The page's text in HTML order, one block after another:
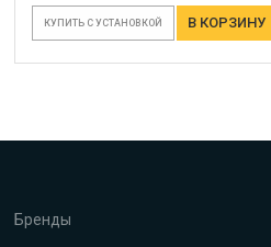
КУПИТЬ С УСТАНОВКОЙ В КОРЗИНУ
Бренды